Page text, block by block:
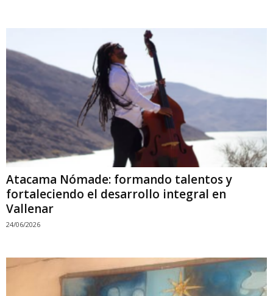
Atacama Nómade: formando talentos y
fortaleciendo el desarrollo integral en
Vallenar
24/06/2026